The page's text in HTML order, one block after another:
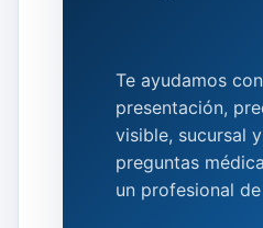
Te ayudamos con
presentación,
visible, sucursal
preguntas
un profesional